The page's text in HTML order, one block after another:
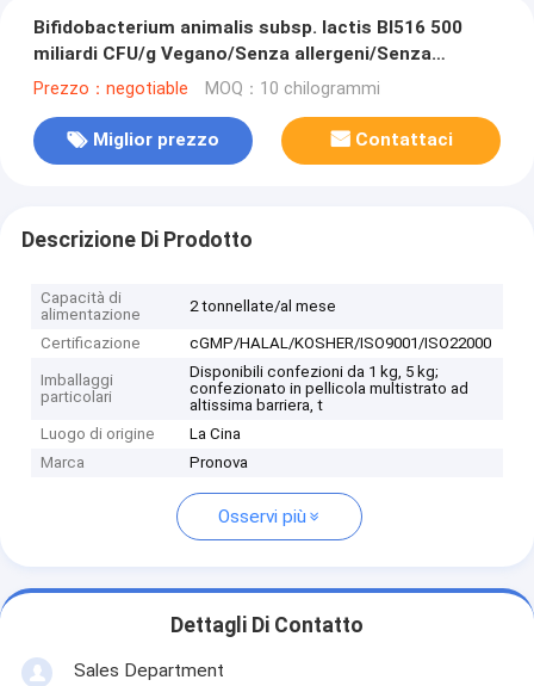
Bifidobacterium animalis subsp. lactis BI516 500
miliardi CFU/g Vegano/Senza allergeni/Senza
glutine/Senza latticini
Prezzo：negotiable MOQ：10 chilogrammi
Miglior prezzo Contattaci
Descrizione Di Prodotto
Capacità di
alimentazione
2 tonnellate/al mese
Certificazione cGMP/HALAL/KOSHER/ISO9001/ISO22000
Imballaggi
particolari
Disponibili confezioni da 1 kg, 5 kg;
confezionato in pellicola multistrato ad
altissima barriera, t
Luogo di origine
La Cina
Marca
Pronova
Osservi più
Dettagli Di Contatto
Sales Department